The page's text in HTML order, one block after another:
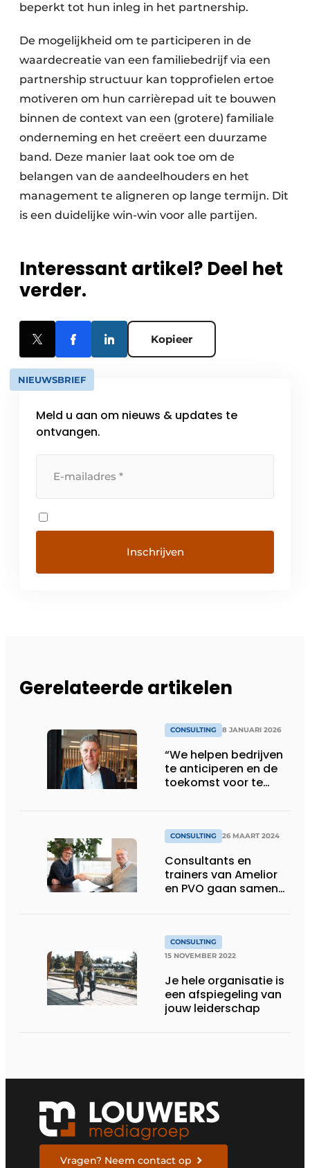
beperkt tot hun inleg in het partnership.
De mogelijkheid om te participeren in de
waardecreatie van een familiebedrijf via een
partnership structuur kan topprofielen ertoe
motiveren om hun carrièrepad uit te bouwen
binnen de context van een (grotere) familiale
onderneming en het creëert een duurzame
band. Deze manier laat ook toe om de
belangen van de aandeelhouders en het
management te aligneren op lange termijn. Dit
is een duidelijke win-win voor alle partijen.
Interessant artikel? Deel het
verder.
Kopieer
NIEUWSBRIEF
Meld u aan om nieuws & updates te
ontvangen.
Gerelateerde artikelen
CONSULTING 8 JANUARI 2026
“We helpen bedrijven
te anticiperen en de
toekomst voor te
CONSULTING 26 MAART 2024
Consultants en
trainers van Amelior
en PVO gaan samen
CONSULTING
15 NOVEMBER 2022
Je hele organisatie is
een afspiegeling van
jouw leiderschap
Vragen? Neem contact op